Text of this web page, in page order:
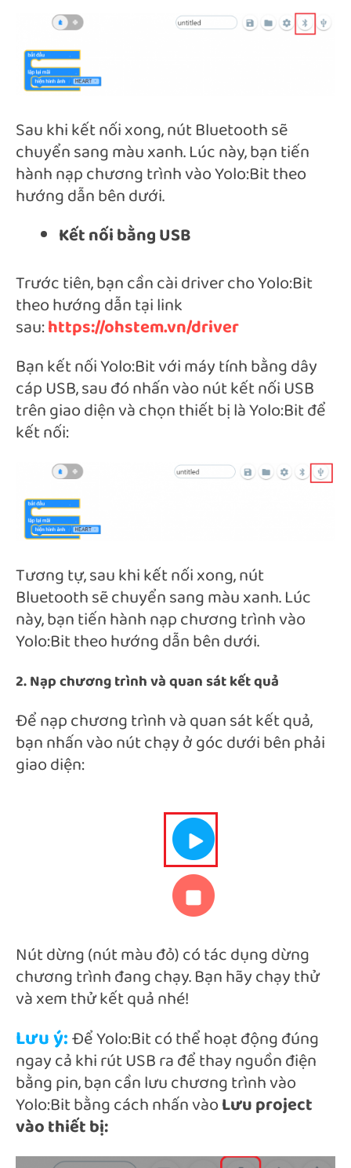
Sau khi kết nối xong, nút Bluetooth sẽ
chuyển sang màu xanh. Lúc này, bạn tiến
hành nạp chương trình vào Yolo:Bit theo
hướng dẫn bên dưới.
Kết nối bằng USB
Trước tiên, bạn cần cài driver cho Yolo:Bit
theo hướng dẫn tại link
sau:https://ohstem.vn/driver
Bạn kết nối Yolo:Bit với máy tính bằng dây
cáp USB, sau đó nhấn vào nút kết nối USB
trên giao diện và chọn thiết bị là Yolo:Bit để
kết nối:
Tương tự, sau khi kết nối xong, nút
Bluetooth sẽ chuyển sang màu xanh. Lúc
này, bạn tiến hành nạp chương trình vào
Yolo:Bit theo hướng dẫn bên dưới.
2. Nạp chương trình và quan sát kết quả
Để nạp chương trình và quan sát kết quả,
bạn nhấn vào nút chạy ở góc dưới bên phải
giao diện:
Nút dừng (nút màu đỏ) có tác dụng dừng
chương trình đang chạy. Bạn hãy chạy thử
và xem thử kết quả nhé!
Lưu ý:Để Yolo:Bit có thể hoạt động đúng
ngay cả khi rút USB ra để thay nguồn điện
bằng pin, bạn cần lưu chương trình vào
Yolo:Bit bằng cách nhấn vàoLưu project
vào thiết bị: